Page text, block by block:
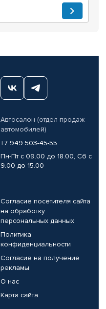
Автосалон (отдел продаж
автомобилей)
+7 949 503-45-55
Пн-Пт с 09.00 до 18.00, Сб с
9.00 до 15.00
Согласие посетителя сайта
на обработку
персональных данных
Политика
конфиденциальности
Согласие на получение
рекламы
О нас
Карта сайта